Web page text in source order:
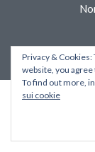
Privacy &
website, you
To find out more,
sui cookie